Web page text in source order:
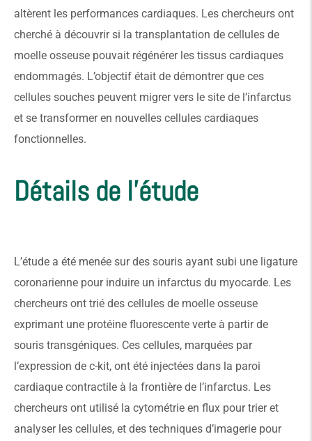
altèrent les performances cardiaques. Les chercheurs ont
cherché à découvrir si la transplantation de cellules de
moelle osseuse pouvait régénérer les tissus cardiaques
endommagés. L’objectif était de démontrer que ces
cellules souches peuvent migrer vers le site de l’infarctus
et se transformer en nouvelles cellules cardiaques
fonctionnelles.
Détails de l'étude
L’étude a été menée sur des souris ayant subi une ligature
coronarienne pour induire un infarctus du myocarde. Les
chercheurs ont trié des cellules de moelle osseuse
exprimant une protéine fluorescente verte à partir de
souris transgéniques. Ces cellules, marquées par
l’expression de c-kit, ont été injectées dans la paroi
cardiaque contractile à la frontière de l’infarctus. Les
chercheurs ont utilisé la cytométrie en flux pour trier et
analyser les cellules, et des techniques d’imagerie pour